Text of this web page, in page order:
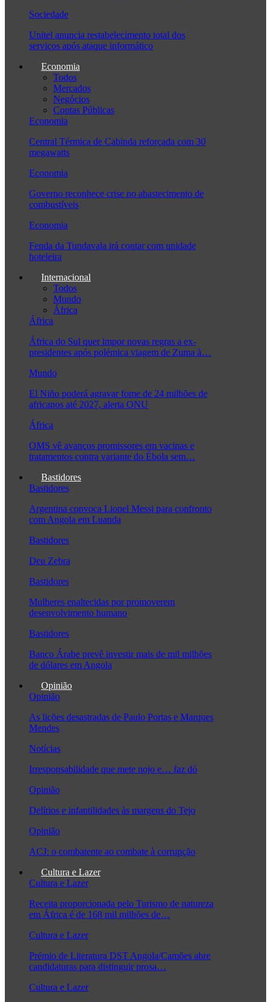
Sociedade
Unitel anuncia restabelecimento total dos
serviços após ataque informático
Economia
Todos
Mercados
Negócios
Contas Públicas
Economia
Central Térmica de Cabinda reforçada com 30
megawatts
Economia
Governo reconhece crise no abastecimento de
combustíveis
Economia
Fenda da Tundavala irá contar com unidade
hoteleira
Internacional
Todos
Mundo
África
África
África do Sul quer impor novas regras a ex-
presidentes após polémica viagem de Zuma à…
Mundo
El Niño poderá agravar fome de 24 milhões de
africanos até 2027, alerta ONU
África
OMS vê avanços promissores em vacinas e
tratamentos contra variante do Ébola sem…
Bastidores
Bastidores
Argentina convoca Lionel Messi para confronto
com Angola em Luanda
Bastidores
Deu Zebra
Bastidores
Mulheres enaltecidas por promoverem
desenvolvimento humano
Bastidores
Banco Árabe prevê investir mais de mil milhões
de dólares em Angola
Opinião
Opinião
As lições desastradas de Paulo Portas e Marques
Mendes
Notícias
Irresponsabilidade que mete nojo e… faz dó
Opinião
Delírios e infantilidades às margens do Tejo
Opinião
ACJ: o combatente ao combate à corrupção
Cultura e Lazer
Cultura e Lazer
Receita proporcionada pelo Turismo de natureza
em África é de 168 mil milhões de…
Cultura e Lazer
Prémio de Literatura DST Angola/Camões abre
candidaturas para distinguir prosa…
Cultura e Lazer